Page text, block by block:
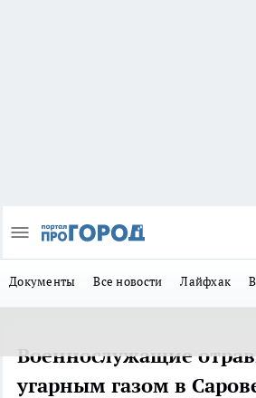
Документы Все новости Лайфхак
Военнослужащие
угарным газом в